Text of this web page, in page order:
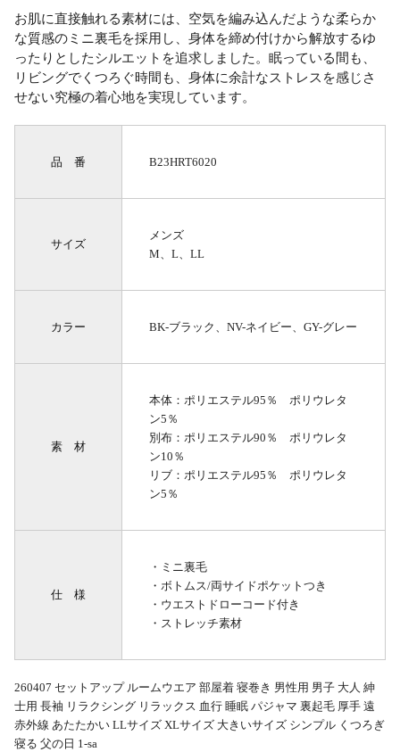
お肌に直接触れる素材には、空気を編み込んだような柔らか
な質感のミニ裏毛を採用し、身体を締め付けから解放するゆ
ったりとしたシルエットを追求しました。眠っている間も、
リビングでくつろぐ時間も、身体に余計なストレスを感じさ
せない究極の着心地を実現しています。
品 番 B23HRT6020
サイズ
メンズ
M、L、LL
カラー BK-ブラック、NV-ネイビー、GY-グレー
素 材
本体：ポリエステル95％ ポリウレタ
ン5％
別布：ポリエステル90％ ポリウレタ
ン10％
リブ：ポリエステル95％ ポリウレタ
ン5％
仕 様
・ミニ裏毛
・ボトムス/両サイドポケットつき
・ウエストドローコード付き
・ストレッチ素材
260407 セットアップ ルームウエア 部屋着 寝巻き 男性用 男子 大人 紳
士用 長袖 リラクシング リラックス 血行 睡眠 パジャマ 裏起毛 厚手 遠
赤外線 あたたかい LLサイズ XLサイズ 大きいサイズ シンプル くつろぎ
寝る 父の日 1-sa